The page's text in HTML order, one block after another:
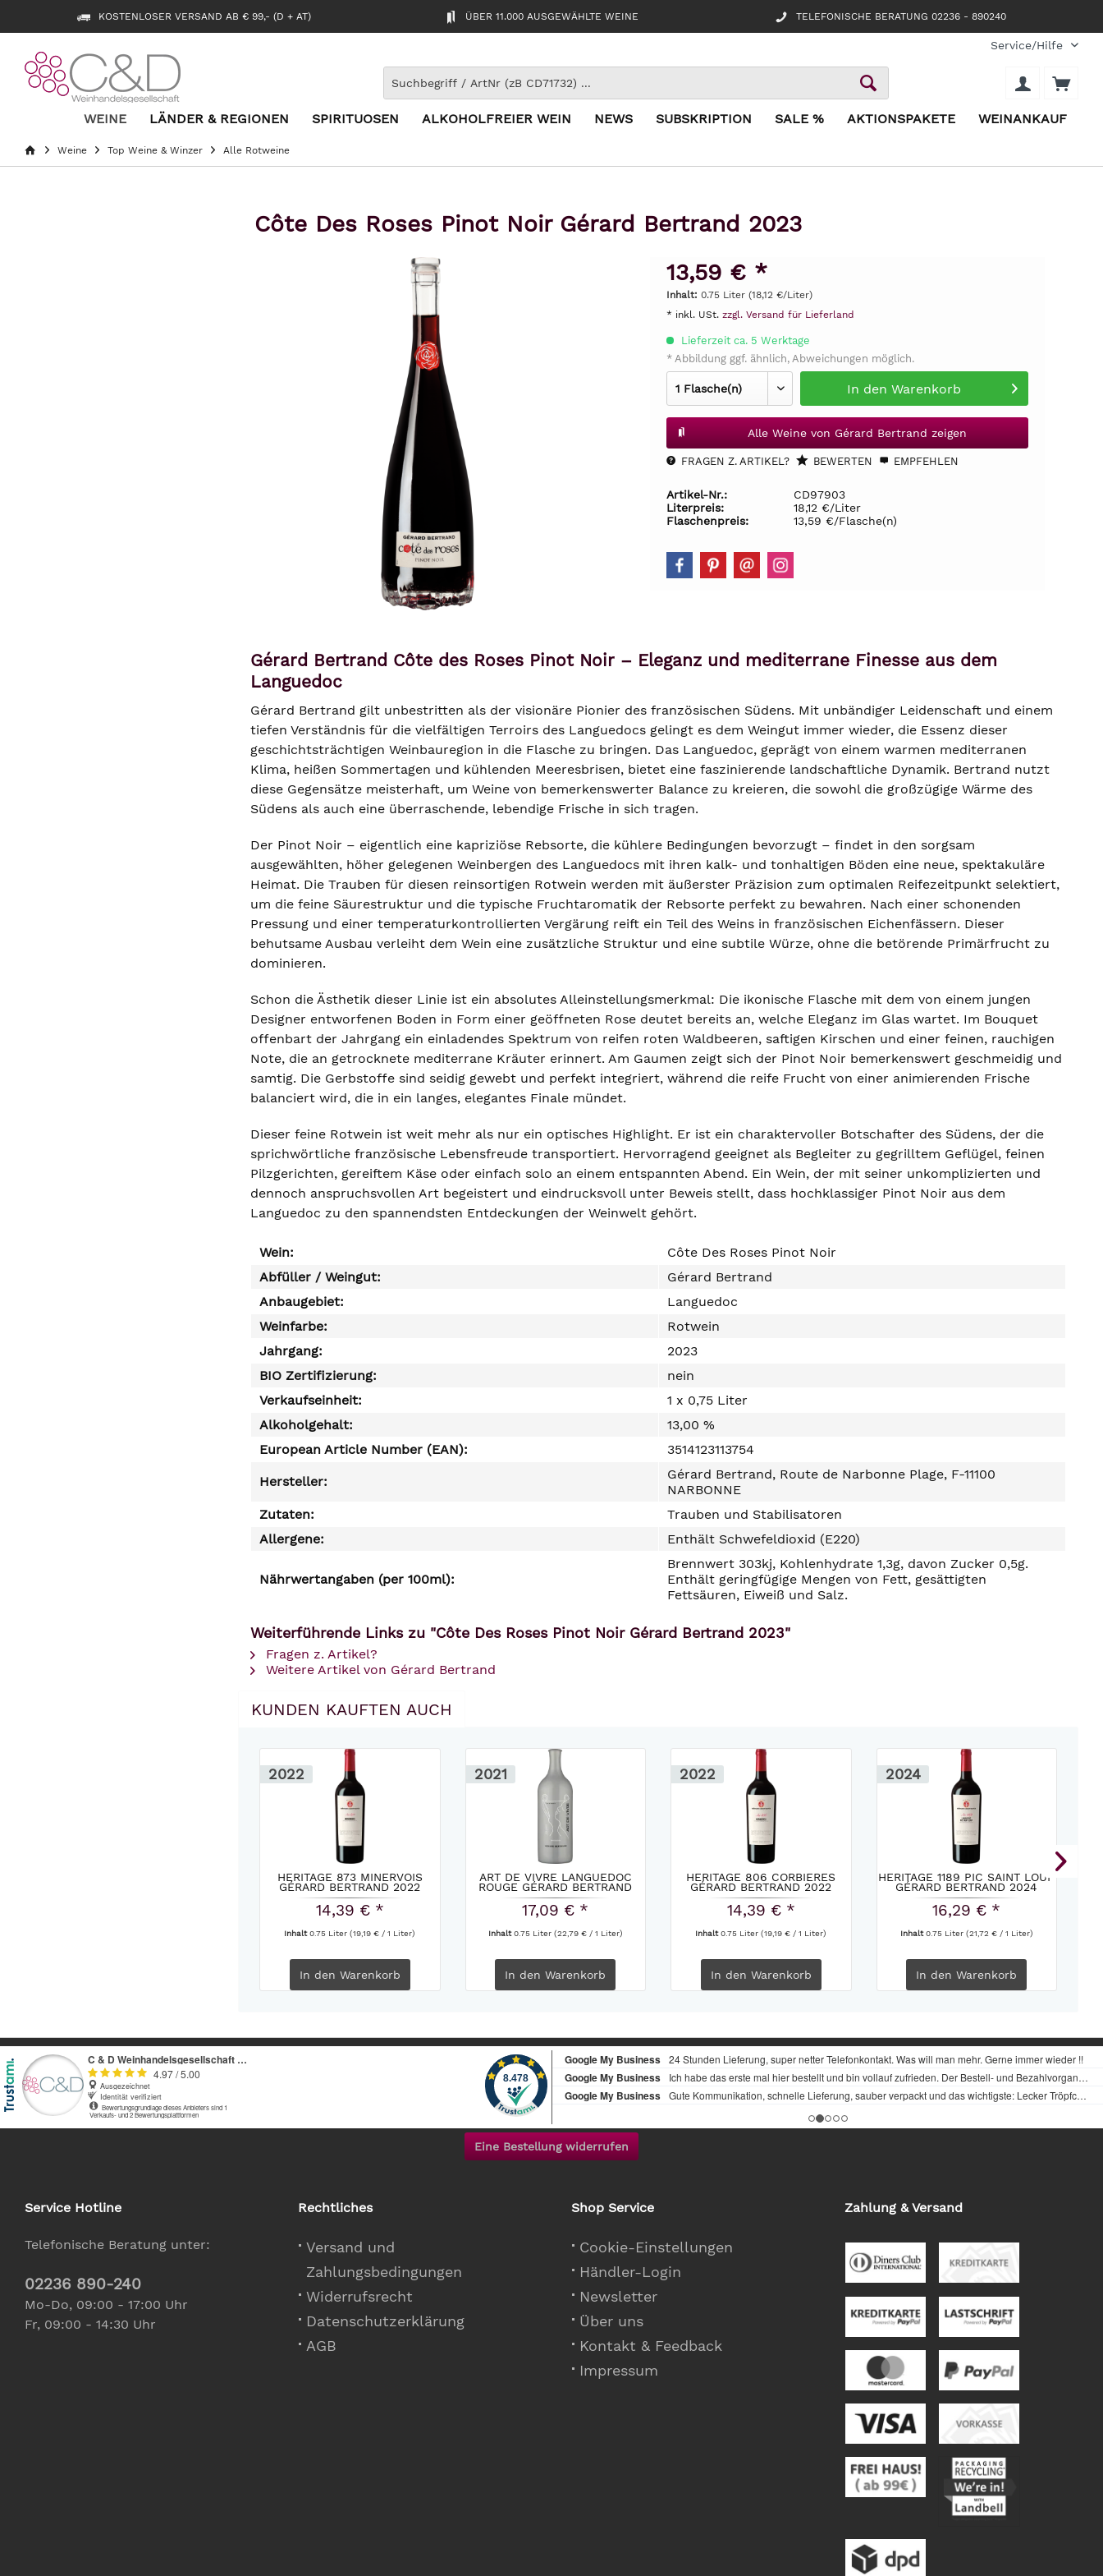
KOSTENLOSER VERSAND AB € 99,- (D + AT) ÜBER 11.000 AUSGEWÄHLTE WEINE TELEFONISCHE BERATUNG 02236 - 890240
Service/Hilfe
WEINE LÄNDER & REGIONEN SPIRITUOSEN ALKOHOLFREIER WEIN NEWS SUBSKRIPTION SALE % AKTIONSPAKETE WEINANKAUF
Weine Top Weine & Winzer Alle Rotweine
Côte Des Roses Pinot Noir Gérard Bertrand 2023
13,59 € *
Inhalt: 0.75 Liter (18,12 €/Liter)
* inkl. USt. zzgl. Versand für Lieferland
Lieferzeit ca. 5 Werktage
* Abbildung ggf. ähnlich, Abweichungen möglich.
In den Warenkorb
Alle Weine von Gérard Bertrand zeigen
FRAGEN Z. ARTIKEL? BEWERTEN EMPFEHLEN
Artikel-Nr.:
CD97903
Literpreis:
18,12 €/Liter
Flaschenpreis:
13,59 €/Flasche(n)
Gérard Bertrand Côte des Roses Pinot Noir – Eleganz und mediterrane Finesse aus dem
Languedoc
Gérard Bertrand gilt unbestritten als der visionäre Pionier des französischen Südens. Mit unbändiger Leidenschaft und einem
tiefen Verständnis für die vielfältigen Terroirs des Languedocs gelingt es dem Weingut immer wieder, die Essenz dieser
geschichtsträchtigen Weinbauregion in die Flasche zu bringen. Das Languedoc, geprägt von einem warmen mediterranen
Klima, heißen Sommertagen und kühlenden Meeresbrisen, bietet eine faszinierende landschaftliche Dynamik. Bertrand nutzt
diese Gegensätze meisterhaft, um Weine von bemerkenswerter Balance zu kreieren, die sowohl die großzügige Wärme des
Südens als auch eine überraschende, lebendige Frische in sich tragen.
Der Pinot Noir – eigentlich eine kapriziöse Rebsorte, die kühlere Bedingungen bevorzugt – findet in den sorgsam
ausgewählten, höher gelegenen Weinbergen des Languedocs mit ihren kalk- und tonhaltigen Böden eine neue, spektakuläre
Heimat. Die Trauben für diesen reinsortigen Rotwein werden mit äußerster Präzision zum optimalen Reifezeitpunkt selektiert,
um die feine Säurestruktur und die typische Fruchtaromatik der Rebsorte perfekt zu bewahren. Nach einer schonenden
Pressung und einer temperaturkontrollierten Vergärung reift ein Teil des Weins in französischen Eichenfässern. Dieser
behutsame Ausbau verleiht dem Wein eine zusätzliche Struktur und eine subtile Würze, ohne die betörende Primärfrucht zu
dominieren.
Schon die Ästhetik dieser Linie ist ein absolutes Alleinstellungsmerkmal: Die ikonische Flasche mit dem von einem jungen
Designer entworfenen Boden in Form einer geöffneten Rose deutet bereits an, welche Eleganz im Glas wartet. Im Bouquet
offenbart der Jahrgang ein einladendes Spektrum von reifen roten Waldbeeren, saftigen Kirschen und einer feinen, rauchigen
Note, die an getrocknete mediterrane Kräuter erinnert. Am Gaumen zeigt sich der Pinot Noir bemerkenswert geschmeidig und
samtig. Die Gerbstoffe sind seidig gewebt und perfekt integriert, während die reife Frucht von einer animierenden Frische
balanciert wird, die in ein langes, elegantes Finale mündet.
Dieser feine Rotwein ist weit mehr als nur ein optisches Highlight. Er ist ein charaktervoller Botschafter des Südens, der die
sprichwörtliche französische Lebensfreude transportiert. Hervorragend geeignet als Begleiter zu gegrilltem Geflügel, feinen
Pilzgerichten, gereiftem Käse oder einfach solo an einem entspannten Abend. Ein Wein, der mit seiner unkomplizierten und
dennoch anspruchsvollen Art begeistert und eindrucksvoll unter Beweis stellt, dass hochklassiger Pinot Noir aus dem
Languedoc zu den spannendsten Entdeckungen der Weinwelt gehört.
Wein:
Côte Des Roses Pinot Noir
Abfüller / Weingut:
Gérard Bertrand
Anbaugebiet:
Languedoc
Weinfarbe:
Rotwein
Jahrgang:
2023
BIO Zertifizierung:
nein
Verkaufseinheit:
1 x 0,75 Liter
Alkoholgehalt:
13,00 %
European Article Number (EAN):
3514123113754
Hersteller:
Gérard Bertrand, Route de Narbonne Plage, F-11100
NARBONNE
Zutaten:
Trauben und Stabilisatoren
Allergene:
Enthält Schwefeldioxid (E220)
Nährwertangaben (per 100ml):
Brennwert 303kj, Kohlenhydrate 1,3g, davon Zucker 0,5g.
Enthält geringfügige Mengen von Fett, gesättigten
Fettsäuren, Eiweiß und Salz.
Weiterführende Links zu "Côte Des Roses Pinot Noir Gérard Bertrand 2023"
Fragen z. Artikel?
Weitere Artikel von Gérard Bertrand
KUNDEN KAUFTEN AUCH
2022
HERITAGE 873 MINERVOIS
GÉRARD BERTRAND 2022
14,39 € *
Inhalt0.75 Liter(19,19 € / 1 Liter)
In den Warenkorb
2021
ART DE VIVRE LANGUEDOC
ROUGE GÉRARD BERTRAND
2021
17,09 € *
Inhalt0.75 Liter (22,79 € / 1 Liter)
In den Warenkorb
2022
HERITAGE 806 CORBIERES
GÉRARD BERTRAND 2022
14,39 € *
Inhalt0.75 Liter(19,19 € / 1 Liter)
In den Warenkorb
2024
HERITAGE 1189 PIC SAINT LOUP
GÉRARD BERTRAND 2024
16,29 € *
Inhalt0.75 Liter (21,72 € / 1 Liter)
In den Warenkorb
Eine Bestellung widerrufen
Service Hotline
Telefonische Beratung unter:
02236 890-240
Mo-Do, 09:00 - 17:00 Uhr
Fr, 09:00 - 14:30 Uhr
Rechtliches
Versand und
Zahlungsbedingungen
Widerrufsrecht
Datenschutzerklärung
AGB
Shop Service
Cookie-Einstellungen
Händler-Login
Newsletter
Über uns
Kontakt & Feedback
Impressum
Zahlung & Versand